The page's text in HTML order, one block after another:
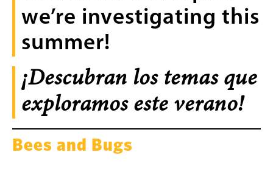
we’re investigating this
summer!
¡Descubran los temas que
exploramos este verano!
Bees and Bugs